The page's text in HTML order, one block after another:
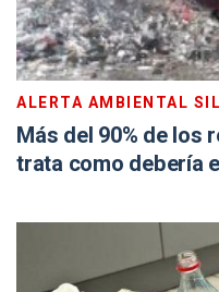
ALERTA AMBIENTAL
Más del 90% de los
trata como debería